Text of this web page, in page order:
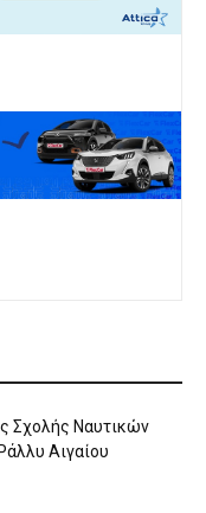
Σχολής Ναυτικών
Αιγαίου